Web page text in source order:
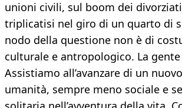
unioni civili, sul boom dei
triplicatisi nel giro di un quarto di
nodo della questione non è di
culturale e antropologico. La
Assistiamo all’avanzare di un
umanità, sempre meno sociale e